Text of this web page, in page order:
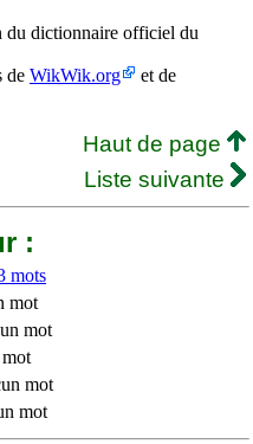
du dictionnaire officiel du
de WikWik.org
et de
Haut de page
Liste suivante
:
mots
mot
mot
mot
mot